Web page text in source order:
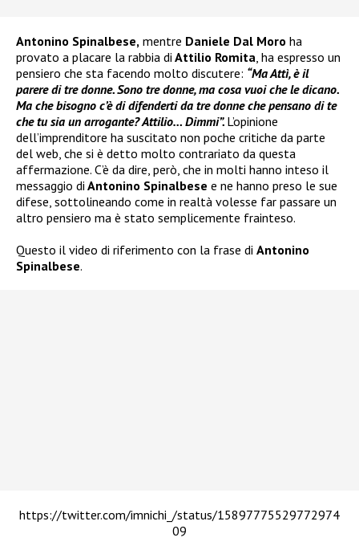
Antonino Spinalbese, mentre Daniele Dal Moro ha
provato a placare la rabbia di Attilio Romita, ha espresso un
pensiero che sta facendo molto discutere: “Ma Attì, è il
parere di tre donne. Sono tre donne, ma cosa vuoi che le dicano.
Ma che bisogno c’è di difenderti da tre donne che pensano di te
che tu sia un arrogante? Attilio… Dimmi”. L’opinione
dell’imprenditore ha suscitato non poche critiche da parte
del web, che si è detto molto contrariato da questa
affermazione. C’è da dire, però, che in molti hanno inteso il
messaggio di Antonino Spinalbese e ne hanno preso le sue
difese, sottolineando come in realtà volesse far passare un
altro pensiero ma è stato semplicemente frainteso.
Questo il video di riferimento con la frase di Antonino
Spinalbese.
https://twitter.com/imnichi_/status/15897775529772974
09